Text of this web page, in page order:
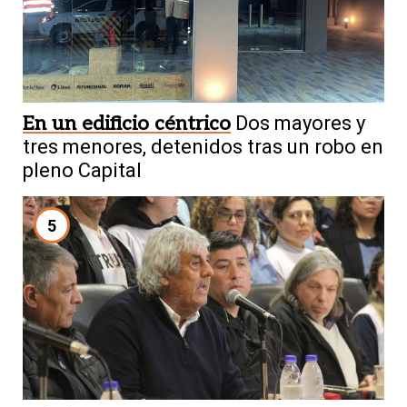
En un edificio céntrico Dos mayores y
tres menores, detenidos tras un robo en
pleno Capital
5